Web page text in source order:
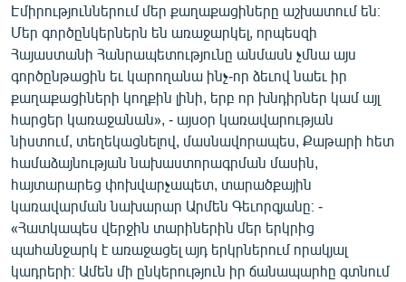
English
Русский
ՀԵՏԵՎԵՔ ՄԵԶ
«Ազատության» բոլոր կայքերը
Էմիրություններում մեր քաղաքացիները աշխատում են։
Մեր գործընկերներն են առաջարկել, որպեսզի
Հայաստանի Հանրապետությունը անմասն չմնա այս
գործընթացին եւ կարողանա ինչ-որ ձեւով նաեւ իր
քաղաքացիների կողքին լինի, երբ որ խնդիրներ կամ այլ
հարցեր կառաջանան», - այսօր կառավարության
նիստում, տեղեկացնելով, մասնավորապես, Քաթարի հետ
համաձայնության նախաստորագրման մասին,
հայտարարեց փոխվարչապետ, տարածքային
կառավարման նախարար Արմեն Գեւորգյանը։ -
«Հատկապես վերջին տարիներին մեր երկրից
պահանջարկ է առաջացել այդ երկրներում որակյալ
կադրերի։ Ամեն մի ընկերություն իր ճանապարհը գտնում